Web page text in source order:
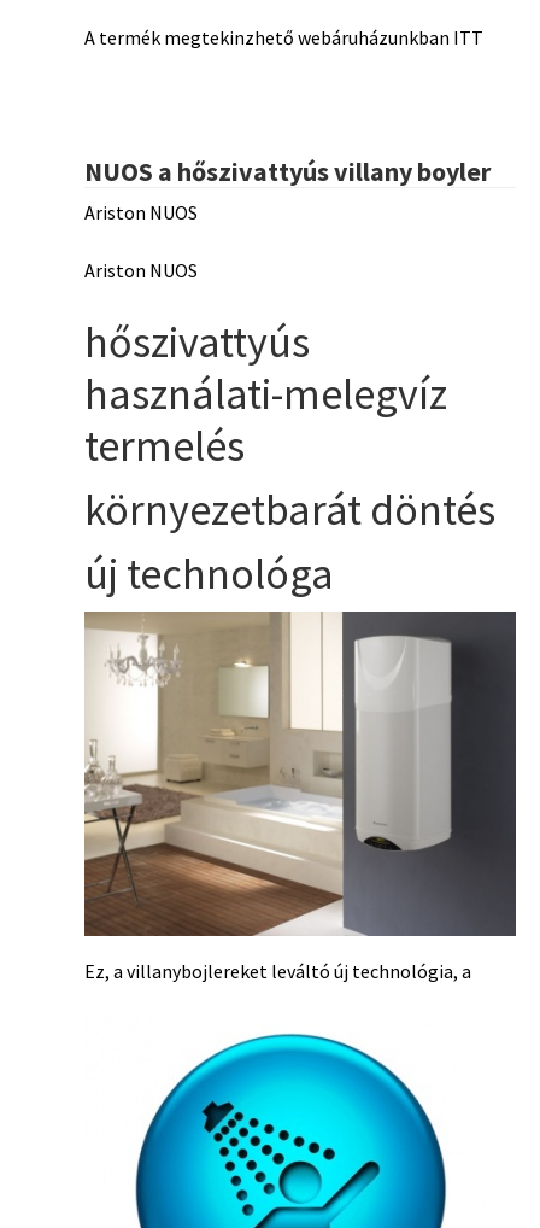
A termék megtekinzhető webáruházunkban ITT
NUOS a hőszivattyús villany boyler
Ariston NUOS
Ariston NUOS
hőszivattyús
használati-melegvíz
termelés
környezetbarát döntés
új technológa
Ez, a villanybojlereket leváltó új technológia, a